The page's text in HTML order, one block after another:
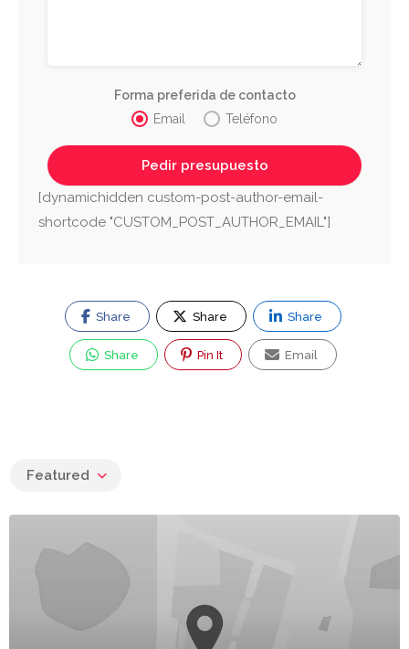
Forma preferida de contacto
Email
Teléfono
[dynamichidden custom-post-author-email-
shortcode "CUSTOM_POST_AUTHOR_EMAIL"]
Share Share Share
Share Pin It Email
Featured